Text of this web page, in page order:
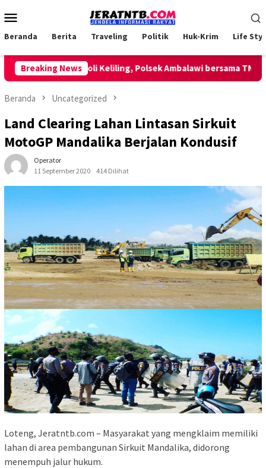
ke
Mobile
Beranda Berita Traveling Politik Huk-Krim Life
Breaking News
Lakukan Patroli Keliling, Polsek Ambalawi bersama TNI dan
Beranda Uncategorized
Land Clearing Lahan Lintasan Sirkuit
MotoGP Mandalika Berjalan Kondusif
Operator
11 September 2020
414 Dilihat
Loteng, Jeratntb.com – Masyarakat yang mengklaim memiliki
lahan di area pembangunan Sirkuit Mandalika, didorong
menempuh jalur hukum.